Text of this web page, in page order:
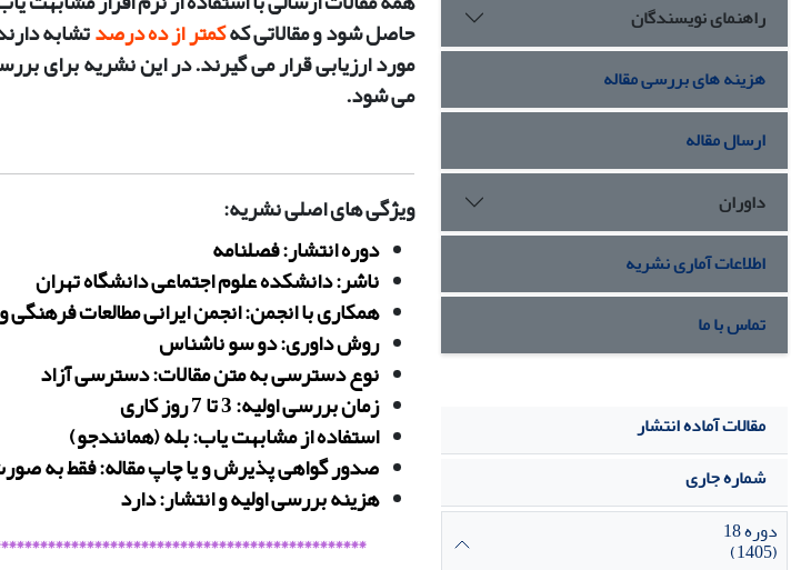
راهنمای نویسندگان
هزینه های بررسی مقاله
ارسال مقاله
داوران
اطلاعات آماری نشریه
تماس با ما
مقالات آماده انتشار
شماره جاری
دوره 18
(1405)
حاصل شود و مقالاتی کهکمتر از ده درصدتشابه
مورد ارزیابی قرار می ­گیرند. در این نشریه برای
می ­شود.
ویژگی های اصلی نشریه:
دوره انتشار: فصلنامه
ناشر: دانشکده علوم اجتماعی دانشگاه تهران
همکاری با انجمن: انجمن ایرانی مطالعات فرهنگی
روش داوری: دو سو ناشناس
نوع دسترسی به متن مقالات: دسترسی آزاد
زمان بررسی اولیه: 3 تا 7 روز کاری
استفاده از مشابهت یاب: بله (همانندجو)
صدور گواهی پذیرش و یا چاپ مقاله: فقط به
هزینه بررسی اولیه و انتشار: دارد